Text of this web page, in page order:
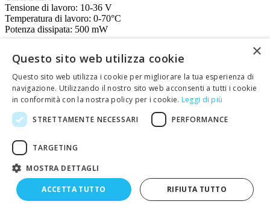
Tensione di lavoro: 10-36 V
Temperatura di lavoro: 0-70°C
Potenza dissipata: 500 mW
prezzo IVA esclusa
Disponibile
Maggiori info
Maggiori info
×
Questo sito web utilizza cookie
Questo sito web utilizza i cookie per migliorare la tua esperienza di
navigazione. Utilizzando il nostro sito web acconsenti a tutti i cookie
in conformità con la nostra policy per i cookie. Leggi di più
STRETTAMENTE NECESSARI
PERFORMANCE
TARGETING
MOSTRA DETTAGLI
ACCETTA TUTTO RIFIUTA TUTTO